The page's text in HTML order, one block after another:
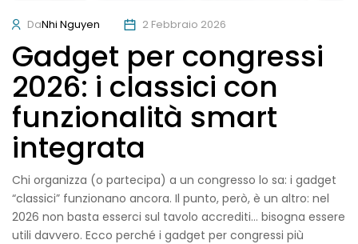
DaNhi Nguyen 2 Febbraio 2026
Gadget per congressi
2026: i classici con
funzionalità smart
integrata
Chi organizza (o partecipa) a un congresso lo sa: i gadget
“classici” funzionano ancora. Il punto, però, è un altro: nel
2026 non basta esserci sul tavolo accrediti… bisogna essere
utili davvero. Ecco perché i gadget per congressi più